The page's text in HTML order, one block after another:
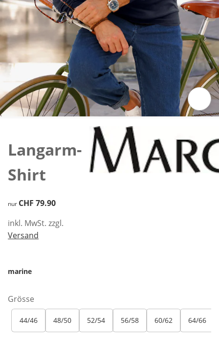
Langarm-
Shirt
CHF 79.90
nur CHF 79.90
inkl. MwSt. zzgl.
Versand
marine
Grösse
44/46 48/50 52/54 56/58 60/62 64/66